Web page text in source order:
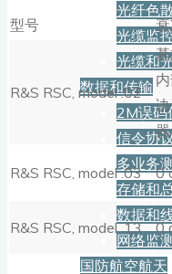
光纤色
光缆监
光缆和
数据和传输
2M误码
信令协
多业务
存储和
数据和
网络监
国防航空航天
型号
R&S RSC, model .02
器
R&S RSC, model .03 0
R&S RSC, model .13 0